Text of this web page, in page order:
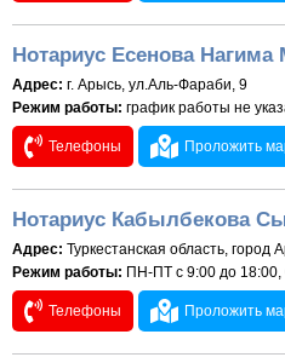
Нотариус Есенова Нагима
Адрес: г. Арысь, ул.Аль-Фараби, 9
Режим работы: график работы не
Телефоны Проложить
Нотариус Кабылбекова
Адрес: Туркестанская область,
Режим работы: ПН-ПТ с 9:00 до
Телефоны Проложить